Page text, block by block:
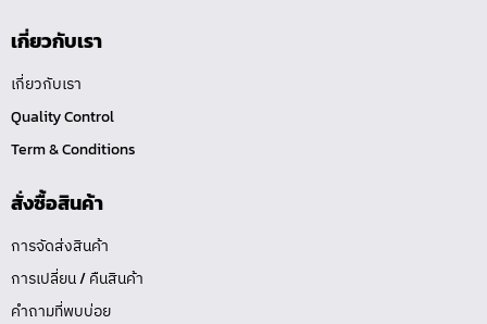
เกี่ยวกับเรา
เกี่ยวกับเรา
Quality Control
Term & Conditions
สั่งซื้อสินค้า
การจัดส่งสินค้า
การเปลี่ยน / คืนสินค้า
คำถามที่พบบ่อย